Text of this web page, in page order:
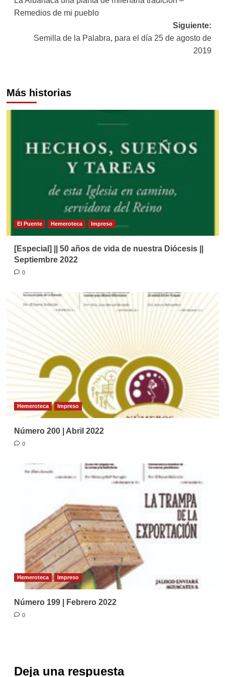
de
entradas
Remedios de mi pueblo
Siguiente:
Semilla de la Palabra, para el día 25 de agosto de
2019
Más historias
El Puente Hemeroteca Impreso
[Especial] || 50 años de vida de nuestra Diócesis ||
Septiembre 2022
0
Hemeroteca Impreso
Número 200 | Abril 2022
0
Hemeroteca Impreso
Número 199 | Febrero 2022
0
Deja una respuesta